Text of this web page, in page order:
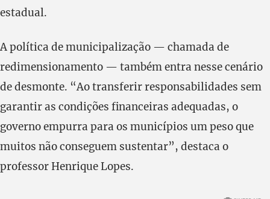
estadual.
A política de municipalização — chamada de
redimensionamento — também entra nesse cenário
de desmonte. “Ao transferir responsabilidades sem
garantir as condições financeiras adequadas, o
governo empurra para os municípios um peso que
muitos não conseguem sustentar”, destaca o
professor Henrique Lopes.